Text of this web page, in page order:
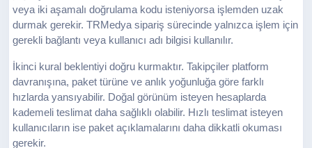
veya iki aşamalı doğrulama kodu isteniyorsa işlemden uzak
durmak gerekir. TRMedya sipariş sürecinde yalnızca işlem için
gerekli bağlantı veya kullanıcı adı bilgisi kullanılır.
İkinci kural beklentiyi doğru kurmaktır. Takipçiler platform
davranışına, paket türüne ve anlık yoğunluğa göre farklı
hızlarda yansıyabilir. Doğal görünüm isteyen hesaplarda
kademeli teslimat daha sağlıklı olabilir. Hızlı teslimat isteyen
kullanıcıların ise paket açıklamalarını daha dikkatli okuması
gerekir.